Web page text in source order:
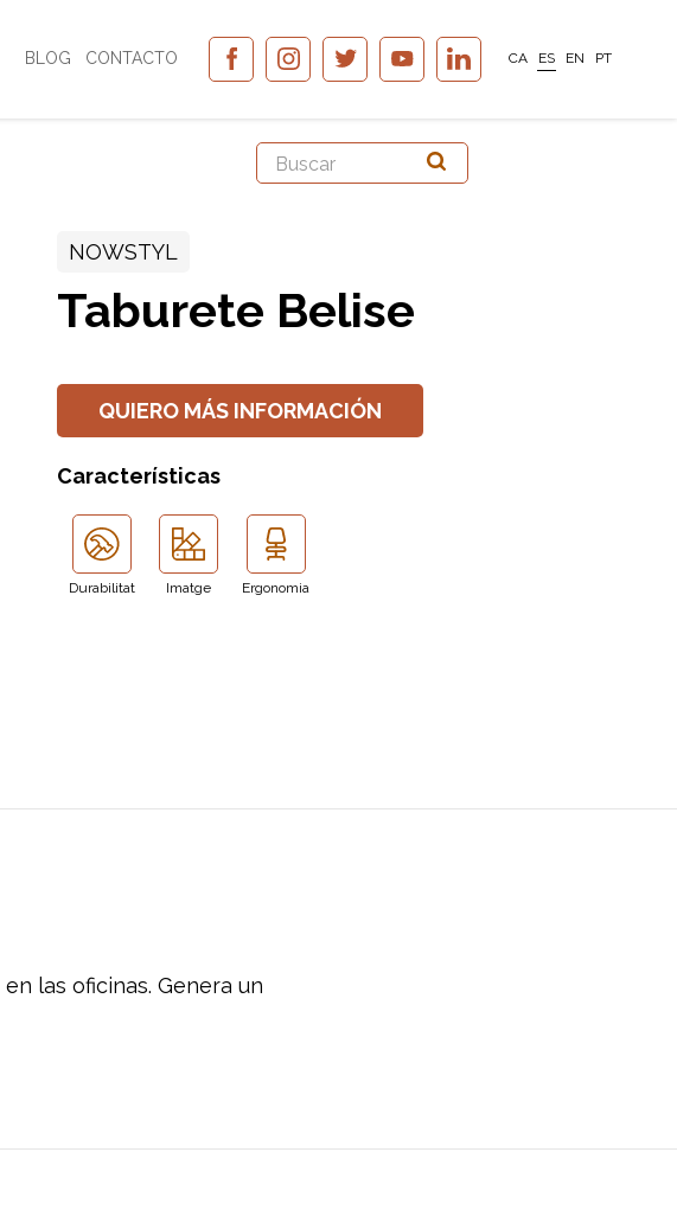
BLOG CONTACTO CA ES EN PT
NOWSTYL
Taburete Belise
QUIERO MÁS INFORMACIÓN
Características
Durabilitat Imatge Ergonomia
en las oficinas. Genera un